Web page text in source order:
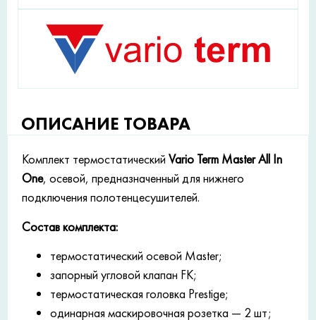
ОПИСАНИЕ ТОВАРА
Комплект термостатический Vario Term Master All In
One, осевой, предназначенный для нижнего
подключения полотенцесушителей.
Состав комплекта:
термостатический осевой Master;
запорный угловой клапан FK;
термостатическая головка Prestige;
одинарная маскировочная розетка — 2 шт;